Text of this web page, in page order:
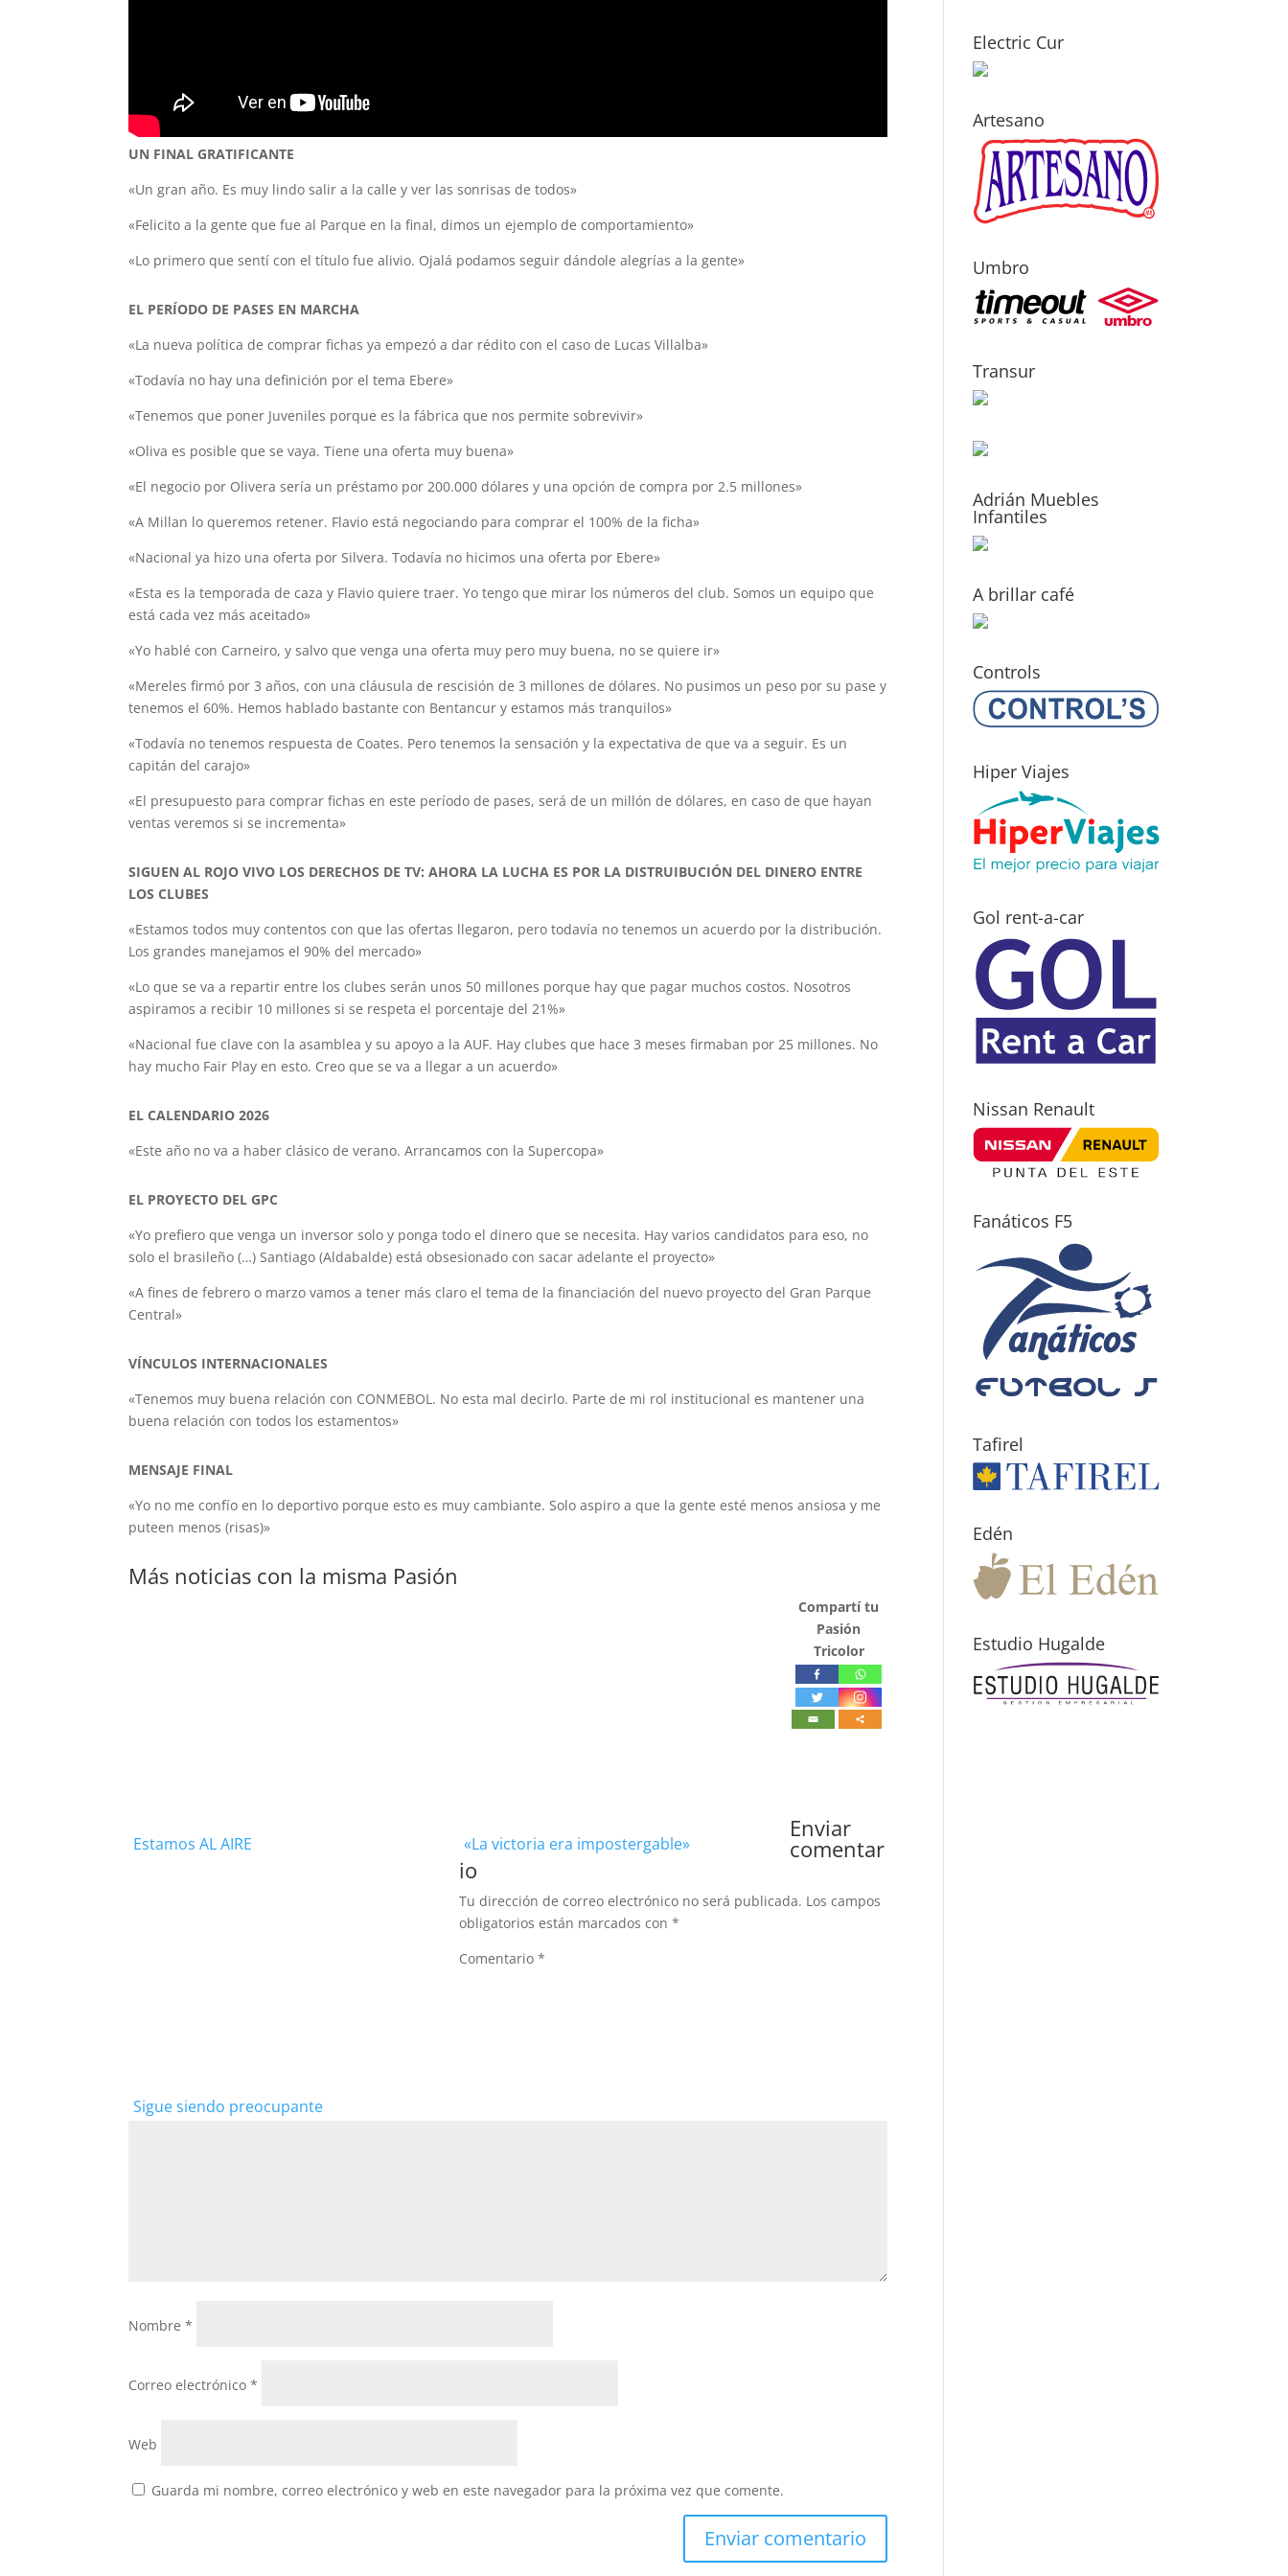
UN FINAL GRATIFICANTE
«Un gran año. Es muy lindo salir a la calle y ver las sonrisas de todos»
«Felicito a la gente que fue al Parque en la final, dimos un ejemplo de comportamiento»
«Lo primero que sentí con el título fue alivio. Ojalá podamos seguir dándole alegrías a la gente»
EL PERÍODO DE PASES EN MARCHA
«La nueva política de comprar fichas ya empezó a dar rédito con el caso de Lucas Villalba»
«Todavía no hay una definición por el tema Ebere»
«Tenemos que poner Juveniles porque es la fábrica que nos permite sobrevivir»
«Oliva es posible que se vaya. Tiene una oferta muy buena»
«El negocio por Olivera sería un préstamo por 200.000 dólares y una opción de compra por 2.5 millones»
«A Millan lo queremos retener. Flavio está negociando para comprar el 100% de la ficha»
«Nacional ya hizo una oferta por Silvera. Todavía no hicimos una oferta por Ebere»
«Esta es la temporada de caza y Flavio quiere traer. Yo tengo que mirar los números del club. Somos un equipo que
está cada vez más aceitado»
«Yo hablé con Carneiro, y salvo que venga una oferta muy pero muy buena, no se quiere ir»
«Mereles firmó por 3 años, con una cláusula de rescisión de 3 millones de dólares. No pusimos un peso por su pase y
tenemos el 60%. Hemos hablado bastante con Bentancur y estamos más tranquilos»
«Todavía no tenemos respuesta de Coates. Pero tenemos la sensación y la expectativa de que va a seguir. Es un
capitán del carajo»
«El presupuesto para comprar fichas en este período de pases, será de un millón de dólares, en caso de que hayan
ventas veremos si se incrementa»
SIGUEN AL ROJO VIVO LOS DERECHOS DE TV: AHORA LA LUCHA ES POR LA DISTRUIBUCIÓN DEL DINERO ENTRE
LOS CLUBES
«Estamos todos muy contentos con que las ofertas llegaron, pero todavía no tenemos un acuerdo por la distribución.
Los grandes manejamos el 90% del mercado»
«Lo que se va a repartir entre los clubes serán unos 50 millones porque hay que pagar muchos costos. Nosotros
aspiramos a recibir 10 millones si se respeta el porcentaje del 21%»
«Nacional fue clave con la asamblea y su apoyo a la AUF. Hay clubes que hace 3 meses firmaban por 25 millones. No
hay mucho Fair Play en esto. Creo que se va a llegar a un acuerdo»
EL CALENDARIO 2026
«Este año no va a haber clásico de verano. Arrancamos con la Supercopa»
EL PROYECTO DEL GPC
«Yo prefiero que venga un inversor solo y ponga todo el dinero que se necesita. Hay varios candidatos para eso, no
solo el brasileño (…) Santiago (Aldabalde) está obsesionado con sacar adelante el proyecto»
«A fines de febrero o marzo vamos a tener más claro el tema de la financiación del nuevo proyecto del Gran Parque
Central»
VÍNCULOS INTERNACIONALES
«Tenemos muy buena relación con CONMEBOL. No esta mal decirlo. Parte de mi rol institucional es mantener una
buena relación con todos los estamentos»
MENSAJE FINAL
«Yo no me confío en lo deportivo porque esto es muy cambiante. Solo aspiro a que la gente esté menos ansiosa y me
puteen menos (risas)»
Más noticias con la misma Pasión
Estamos AL AIRE «La victoria era impostergable»
Sigue siendo preocupante
Compartí tu
Pasión
Tricolor
Enviar
comentar
io
Tu dirección de correo electrónico no será publicada. Los campos
obligatorios están marcados con*
Comentario*
Nombre*
Correo electrónico*
Web
Guarda mi nombre, correo electrónico y web en este navegador para la próxima vez que comente.
Electric Cur
Artesano
Umbro
Transur
Adrián Muebles
Infantiles
A brillar café
Controls
Hiper Viajes
Gol rent-a-car
Nissan Renault
Fanáticos F5
Tafirel
Edén
Estudio Hugalde